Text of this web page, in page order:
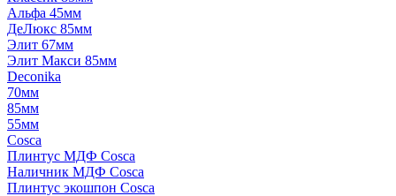
Альфа 45мм
ДеЛюкс 85мм
Элит 67мм
Элит Макси 85мм
Deconika
70мм
85мм
55мм
Cosca
Плинтус МДФ Cosca
Наличник МДФ Cosca
Плинтус экошпон Cosca